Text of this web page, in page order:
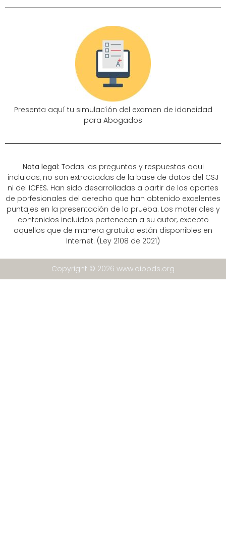
Presenta aquí tu simulacíón del examen de idoneidad
para Abogados
Nota legal: Todas las preguntas y respuestas aqui
incluidas, no son extractadas de la base de datos del CSJ
ni del ICFES. Han sido desarrolladas a partir de los aportes
de porfesionales del derecho que han obtenido excelentes
puntajes en la presentación de la prueba. Los materiales y
contenidos incluidos pertenecen a su autor, excepto
aquellos que de manera gratuita están disponibles en
Internet. (Ley 2108 de 2021)
Copyright © 2026 www.oippds.org